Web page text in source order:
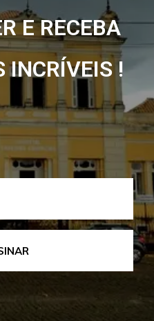
E RECEBA
INCRÍVEIS !